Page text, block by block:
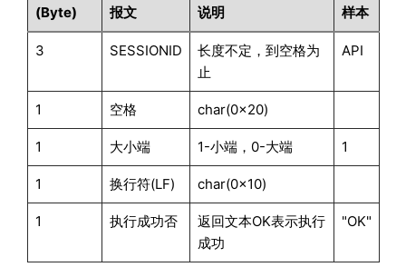
(Byte)
报文 说明 样本
3 SESSIONID
长度不定，到空格为
止
API
1 空格 char(0x20)
1 大小端 1-小端，0-大端 1
1 换行符(LF) char(0x10)
1 执行成功否
返回文本OK表示执行
成功
"OK"